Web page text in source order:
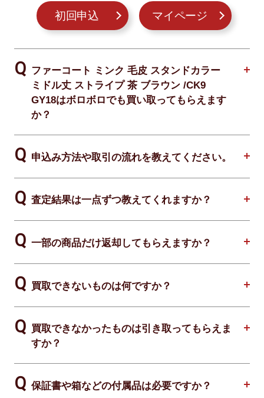
初回申込 マイページ
ファーコート ミンク 毛皮 スタンドカラー
ミドル丈 ストライプ 茶 ブラウン /CK9
GY18はボロボロでも買い取ってもらえます
か？
申込み方法や取引の流れを教えてください。
査定結果は一点ずつ教えてくれますか？
一部の商品だけ返却してもらえますか？
買取できないものは何ですか？
買取できなかったものは引き取ってもらえま
すか？
保証書や箱などの付属品は必要ですか？